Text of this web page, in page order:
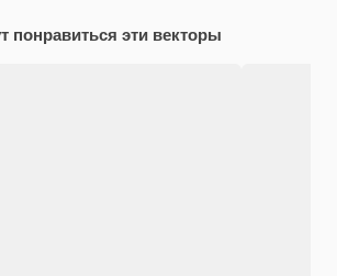
понравиться эти векторы